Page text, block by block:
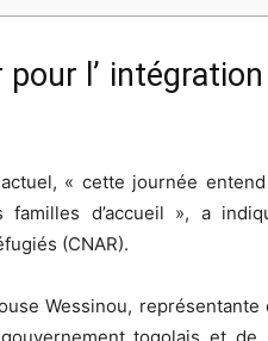
pour l’
« cette journée
d’accueil », a
(CNAR).
Wessinou,
togolais et